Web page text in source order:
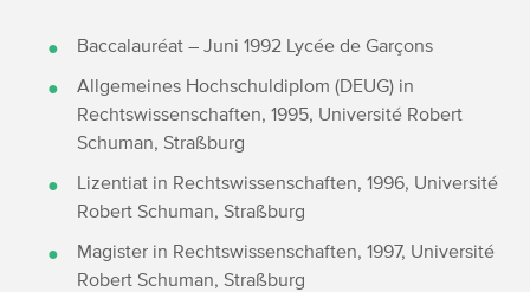
Baccalauréat – Juni 1992 Lycée de Garçons
Allgemeines Hochschuldiplom (DEUG) in
Rechtswissenschaften, 1995, Université Robert
Schuman, Straßburg
Lizentiat in Rechtswissenschaften, 1996, Université
Robert Schuman, Straßburg
Magister in Rechtswissenschaften, 1997, Université
Robert Schuman, Straßburg